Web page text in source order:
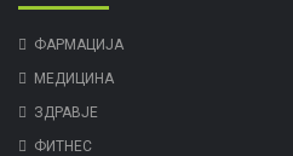
ФАРМАЦИЈА
МЕДИЦИНА
ЗДРАВЈЕ
ФИТНЕС